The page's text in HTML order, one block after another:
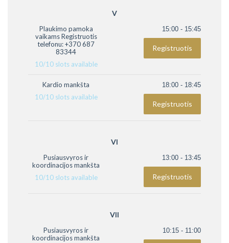
V
Plaukimo pamoka
vaikams Registruotis
telefonu: +370 687
83344
10/10slots available
15:00 - 15:45
Registruotis
Kardio mankšta
10/10slots available
18:00 - 18:45
Registruotis
VI
Pusiausvyros ir
koordinacijos mankšta
10/10slots available
13:00 - 13:45
Registruotis
VII
Pusiausvyros ir
koordinacijos mankšta
10:15 - 11:00